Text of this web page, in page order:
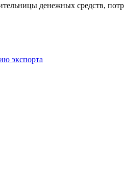
денежных средств,
экспорта